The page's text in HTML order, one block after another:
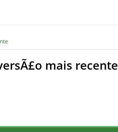
mais recente